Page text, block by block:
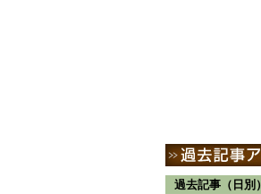
過去記事（日別）